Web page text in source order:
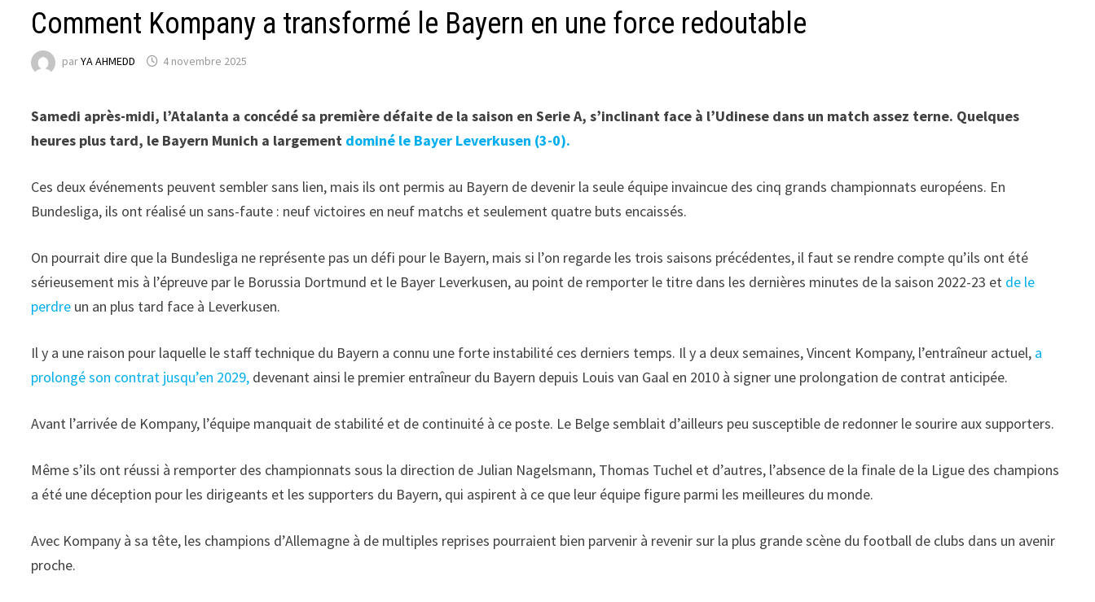
Comment Kompany a transformé le Bayern en une force redoutable
parYA AHMEDD 4 novembre 2025
Samedi après-midi, l’Atalanta a concédé sa première défaite de la saison en Serie A, s’inclinant face à l’Udinese dans un match assez terne. Quelques
heures plus tard, le Bayern Munich a largement dominé le Bayer Leverkusen (3-0).
Ces deux événements peuvent sembler sans lien, mais ils ont permis au Bayern de devenir la seule équipe invaincue des cinq grands championnats européens. En
Bundesliga, ils ont réalisé un sans-faute : neuf victoires en neuf matchs et seulement quatre buts encaissés.
On pourrait dire que la Bundesliga ne représente pas un défi pour le Bayern, mais si l’on regarde les trois saisons précédentes, il faut se rendre compte qu’ils ont été
sérieusement mis à l’épreuve par le Borussia Dortmund et le Bayer Leverkusen, au point de remporter le titre dans les dernières minutes de la saison 2022-23 et de le
perdre un an plus tard face à Leverkusen.
Il y a une raison pour laquelle le staff technique du Bayern a connu une forte instabilité ces derniers temps. Il y a deux semaines, Vincent Kompany, l’entraîneur actuel, a
prolongé son contrat jusqu’en 2029, devenant ainsi le premier entraîneur du Bayern depuis Louis van Gaal en 2010 à signer une prolongation de contrat anticipée.
Avant l’arrivée de Kompany, l’équipe manquait de stabilité et de continuité à ce poste. Le Belge semblait d’ailleurs peu susceptible de redonner le sourire aux supporters.
Même s’ils ont réussi à remporter des championnats sous la direction de Julian Nagelsmann, Thomas Tuchel et d’autres, l’absence de la finale de la Ligue des champions
a été une déception pour les dirigeants et les supporters du Bayern, qui aspirent à ce que leur équipe figure parmi les meilleures du monde.
Avec Kompany à sa tête, les champions d’Allemagne à de multiples reprises pourraient bien parvenir à revenir sur la plus grande scène du football de clubs dans un avenir
proche.